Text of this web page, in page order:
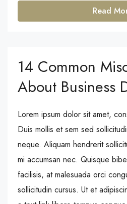
Read
14 Common
About Business
Lorem ipsum dolor sit amet,
Duis mollis et sem sed
neque. Aliquam hendrerit
mi accumsan nec. Quisque
facilisis, at malesuada orci
sollicitudin cursus. Ut et